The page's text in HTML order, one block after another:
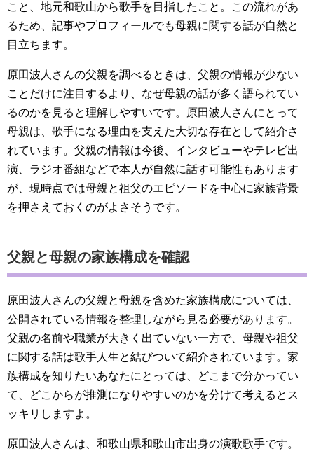
こと、地元和歌山から歌手を目指したこと。この流れがあ
るため、記事やプロフィールでも母親に関する話が自然と
目立ちます。
原田波人さんの父親を調べるときは、父親の情報が少ない
ことだけに注目するより、なぜ母親の話が多く語られてい
るのかを見ると理解しやすいです。原田波人さんにとって
母親は、歌手になる理由を支えた大切な存在として紹介さ
れています。父親の情報は今後、インタビューやテレビ出
演、ラジオ番組などで本人が自然に話す可能性もあります
が、現時点では母親と祖父のエピソードを中心に家族背景
を押さえておくのがよさそうです。
父親と母親の家族構成を確認
原田波人さんの父親と母親を含めた家族構成については、
公開されている情報を整理しながら見る必要があります。
父親の名前や職業が大きく出ていない一方で、母親や祖父
に関する話は歌手人生と結びついて紹介されています。家
族構成を知りたいあなたにとっては、どこまで分かってい
て、どこからが推測になりやすいのかを分けて考えるとス
ッキリしますよ。
原田波人さんは、和歌山県和歌山市出身の演歌歌手です。